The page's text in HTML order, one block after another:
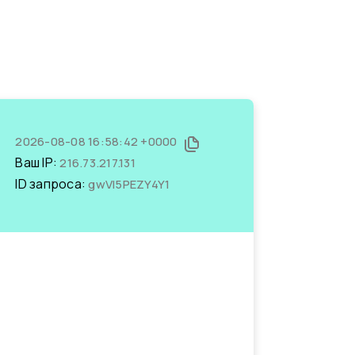
2026-08-08 16:58:42 +0000
Ваш IP:216.73.217.131
ID запроса:gwVl5PEZY4Y1